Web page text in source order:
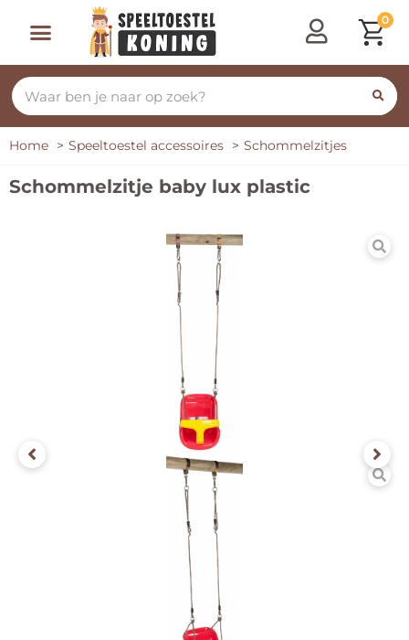
0
Home Speeltoestel accessoires Schommelzitjes
Schommelzitje baby lux plastic